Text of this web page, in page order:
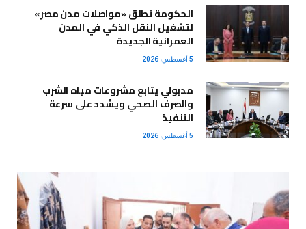
الحكومة تطلق «مواصلات مدن مصر»
لتشغيل النقل الذكي في المدن
العمرانية الجديدة
5 أغسطس، 2026
مدبولي يتابع مشروعات مياه الشرب
والصرف الصحي ويشدد على سرعة
التنفيذ
5 أغسطس، 2026